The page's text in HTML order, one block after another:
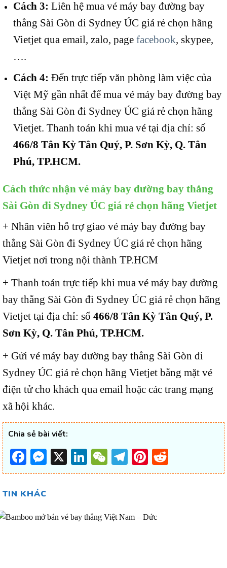
Cách 3: Liên hệ mua vé máy bay đường bay
thẳng Sài Gòn đi Sydney ÚC giá rẻ chọn hãng
Vietjet qua email, zalo, page facebook, skypee,
….
Cách 4: Đến trực tiếp văn phòng làm việc của
Việt Mỹ gần nhất để mua vé máy bay đường bay
thẳng Sài Gòn đi Sydney ÚC giá rẻ chọn hãng
Vietjet. Thanh toán khi mua vé tại địa chỉ: số
466/8 Tân Kỳ Tân Quý, P. Sơn Kỳ, Q. Tân
Phú, TP.HCM.
Cách thức nhận vé máy bay đường bay thẳng
Sài Gòn đi Sydney ÚC giá rẻ chọn hãng Vietjet
+ Nhân viên hỗ trợ giao vé máy bay đường bay
thẳng Sài Gòn đi Sydney ÚC giá rẻ chọn hãng
Vietjet nơi trong nội thành TP.HCM
+ Thanh toán trực tiếp khi mua vé máy bay đường
bay thẳng Sài Gòn đi Sydney ÚC giá rẻ chọn hãng
Vietjet tại địa chỉ: số 466/8 Tân Kỳ Tân Quý, P.
Sơn Kỳ, Q. Tân Phú, TP.HCM.
+ Gửi vé máy bay đường bay thẳng Sài Gòn đi
Sydney ÚC giá rẻ chọn hãng Vietjet bằng mặt vé
điện tử cho khách qua email hoặc các trang mạng
xã hội khác.
Chia sẻ bài viết:
Facebook
Messenger
X LinkedIn
WeChat
Telegram
Pinterest
TIN KHÁC